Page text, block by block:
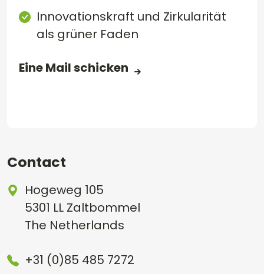
Innovationskraft und Zirkularität
als grüner Faden
Eine Mail schicken
Contact
Hogeweg 105
5301 LL Zaltbommel
The Netherlands
+31 (0)85 485 7272